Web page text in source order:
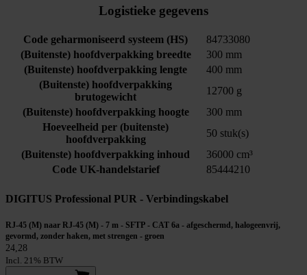
Logistieke gegevens
Code geharmoniseerd systeem (HS)
84733080
(Buitenste) hoofdverpakking breedte
300 mm
(Buitenste) hoofdverpakking lengte
400 mm
(Buitenste) hoofdverpakking
brutogewicht
12700 g
(Buitenste) hoofdverpakking hoogte
300 mm
Hoeveelheid per (buitenste)
hoofdverpakking
50 stuk(s)
(Buitenste) hoofdverpakking inhoud
36000 cm³
Code UK-handelstarief
85444210
DIGITUS Professional PUR - Verbindingskabel
RJ-45 (M) naar RJ-45 (M) - 7 m - SFTP - CAT 6a - afgeschermd, halogeenvrij,
gevormd, zonder haken, met strengen - groen
24,28
Incl. 21% BTW